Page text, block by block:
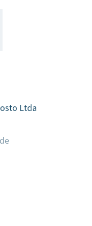
Ltda